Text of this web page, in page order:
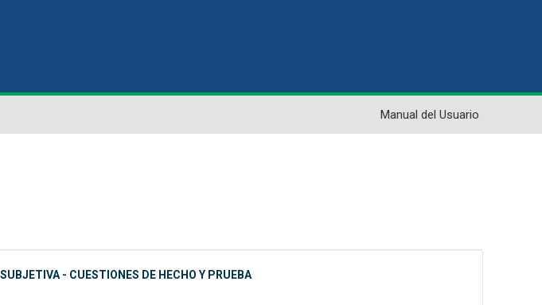
Manual del Usuario
- CUESTIONES DE HECHO Y PRUEBA